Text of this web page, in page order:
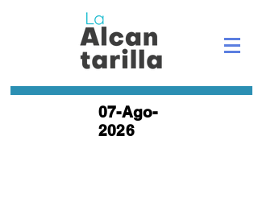
07-Ago-
2026